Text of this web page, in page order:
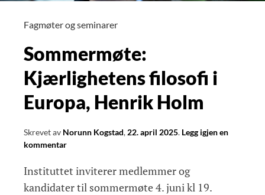
dagsseminar
Carine
Minne
Fagmøter og seminarer
Sommermøte:
Kjærlighetens filosofi i
Europa, Henrik Holm
Skrevet av Norunn Kogstad, 22. april 2025. Legg igjen en
kommentar
Instituttet inviterer medlemmer og
kandidater til sommermøte 4. juni kl 19.